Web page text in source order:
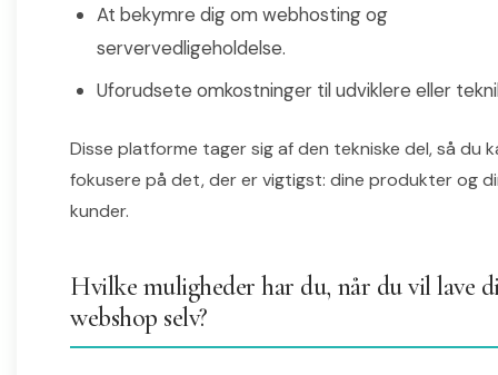
At bekymre dig om webhosting og
servervedligeholdelse.
Uforudsete omkostninger til udviklere eller
Disse platforme tager sig af den tekniske del, så du
fokusere på det, der er vigtigst: dine produkter og
kunder.
Hvilke muligheder har du, når du vil lave
webshop selv?